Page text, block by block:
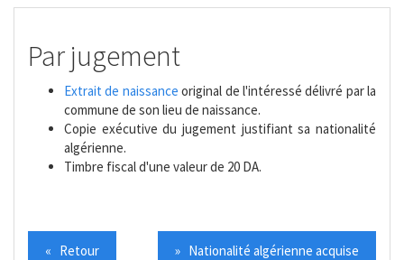
Par jugement
Extrait de naissance original de l'intéressé délivré par la
commune de son lieu de naissance.
Copie exécutive du jugement justifiant sa nationalité
algérienne.
Timbre fiscal d'une valeur de 20 DA.
« Retour » Nationalité algérienne acquise